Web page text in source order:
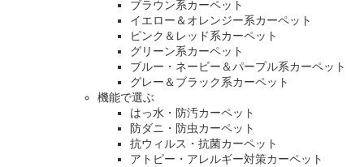
ブラウン系カーペット
イエロー＆オレンジー系カーペット
ピンク＆レッド系カーペット
グリーン系カーペット
ブルー・ネービー＆パープル系カーペット
グレー＆ブラック系カーペット
機能で選ぶ
はっ水・防汚カーペット
防ダニ・防虫カーペット
抗ウィルス・抗菌カーペット
アトピー・アレルギー対策カーペット